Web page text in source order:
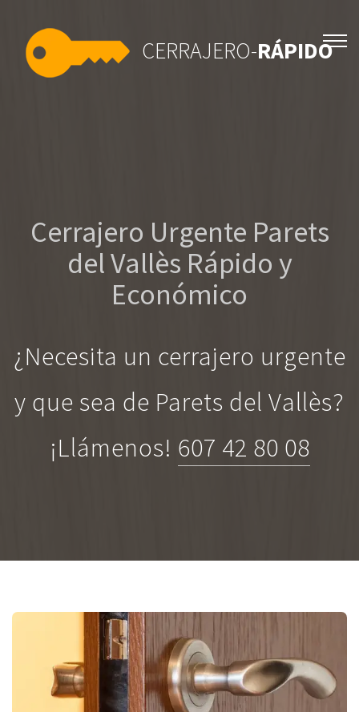
CERRAJERO-RÁPIDO
Cerrajero Urgente Parets
del Vallès Rápido y
Económico
¿Necesita un cerrajero urgente
y que sea de Parets del Vallès?
¡Llámenos! 607 42 80 08